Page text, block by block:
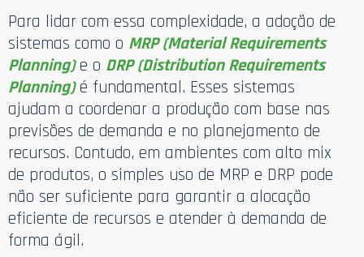
Para lidar com essa complexidade, a adoção de
sistemas como o MRP (Material Requirements
Planning)e o DRP (Distribution Requirements
Planning)é fundamental. Esses sistemas
ajudam a coordenar a produção com base nas
previsões de demanda e no planejamento de
recursos. Contudo, em ambientes com alto mix
de produtos, o simples uso de MRP e DRP pode
não ser suficiente para garantir a alocação
eficiente de recursos e atender à demanda de
forma ágil.